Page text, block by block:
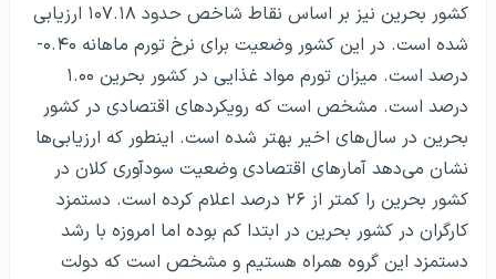
کشور بحرین نیز بر اساس نقاط شاخص حدود ۱۰۷.۱۸ ارزیابی
شده است. در این کشور وضعیت برای نرخ تورم ماهانه ۰.۴۰-
درصد است. میزان تورم مواد غذایی در کشور بحرین ۱.۰۰
درصد است. مشخص است که رویکردهای اقتصادی در کشور
بحرین در سال‌های اخیر بهتر شده است. اینطور که ارزیابی‌ها
نشان می‌دهد آمار‌های اقتصادی وضعیت سودآوری کلان در
کشور بحرین را کمتر از ۲۶ درصد اعلام کرده است. دستمزد
کارگران در کشور بحرین در ابتدا کم بوده اما امروزه با رشد
دستمزد این گروه همراه هستیم و مشخص است که دولت